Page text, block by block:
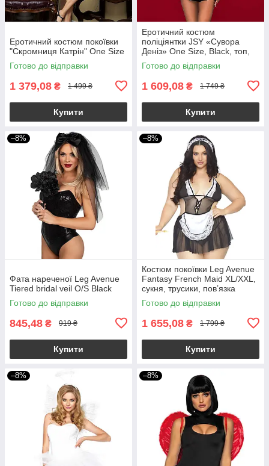
Еротичний костюм покоївки
"Скромниця Катрін" One Size
Готово до відправки
1 379,08 ₴ 1 499 ₴
Купити
Еротичний костюм
поліціянтки JSY «Сувора
Деніз» One Size, Black, топ,
спідниця, рукавички, кашкет
Готово до відправки
1 609,08 ₴ 1 749 ₴
Купити
–8%
Фата нареченої Leg Avenue
Tiered bridal veil O/S Black
Готово до відправки
845,48 ₴ 919 ₴
Купити
–8%
Костюм покоївки Leg Avenue
Fantasy French Maid XL/XXL,
сукня, трусики, пов’язка
Готово до відправки
1 655,08 ₴ 1 799 ₴
Купити
–8% –8%